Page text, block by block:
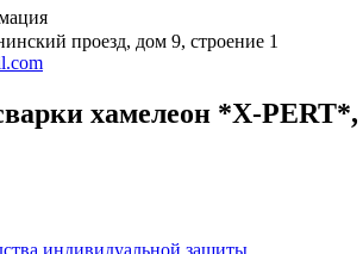
проезд, дом 9, строение 1
хамелеон *X-
индивидуальной защиты